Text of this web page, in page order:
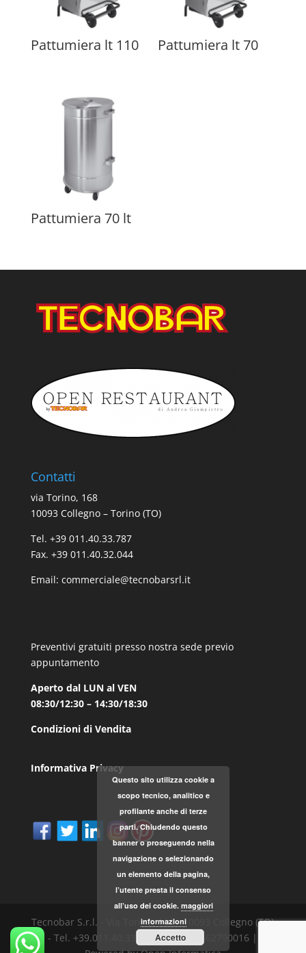
Pattumiera lt 110 Pattumiera lt 70
Pattumiera 70 lt
Contatti
via Torino, 168
10093 Collegno – Torino (TO)
Tel. +39 011.40.33.787
Fax. +39 011.40.32.044
Email: commerciale@tecnobarsrl.it
Preventivi gratuiti presso nostra sede previo
appuntamento
Aperto dal LUN al VEN
08:30/12:30 – 14:30/18:30
Condizioni di Vendita
Informativa Privacy
Tecnobar S.r.l. - Via Torino, 168 - 10093 Collegno (TO)
- Tel. +39.011.40.33.787 - P.IVA 04562790016 |
Questo sito utilizza cookie a
scopo tecnico, analitico e
profilante anche di terze
parti. Chiudendo questo
banner o proseguendo nella
navigazione o selezionando
un elemento della pagina,
l’utente presta il consenso
all’uso dei cookie. maggiori
informazioni
Accetto